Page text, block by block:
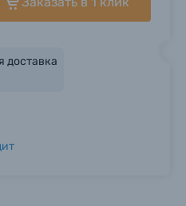
доставка